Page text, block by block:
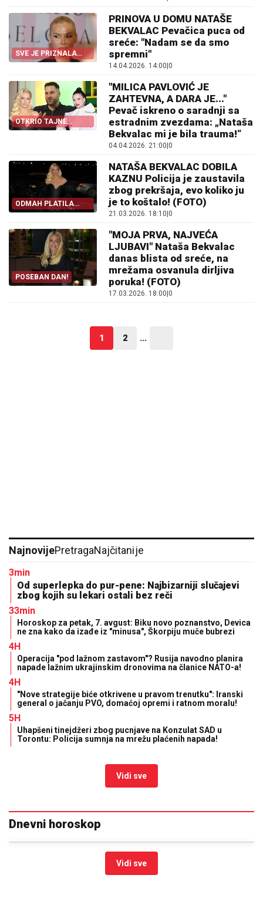
SVE JE PRIZNALA
JAVNO
PRINOVA U DOMU NATAŠE
BEKVALAC Pevačica puca od
sreće: "Nadam se da smo
spremni"
14.04.2026. 14:00|0
OTKRIO TAJNE
ESTRADE!
"MILICA PAVLOVIĆ JE
ZAHTEVNA, A DARA JE..."
Pevač iskreno o saradnji sa
estradnim zvezdama: „Nataša
Bekvalac mi je bila trauma!“
04.04.2026. 21:00|0
ODMAH PLATILA
KAZNU
NATAŠA BEKVALAC DOBILA
KAZNU Policija je zaustavila
zbog prekršaja, evo koliko ju
je to koštalo! (FOTO)
21.03.2026. 18:10|0
POSEBAN DAN!
"MOJA PRVA, NAJVEĆA
LJUBAVI" Nataša Bekvalac
danas blista od sreće, na
mrežama osvanula dirljiva
poruka! (FOTO)
17.03.2026. 18:00|0
1 2 ...
NajnovijePretragaNajčitanije
3min
Od superlepka do pur-pene: Najbizarniji slučajevi
zbog kojih su lekari ostali bez reči
33min
Horoskop za petak, 7. avgust: Biku novo poznanstvo, Devica
ne zna kako da izađe iz "minusa", Škorpiju muče bubrezi
4H
Operacija "pod lažnom zastavom"? Rusija navodno planira
napade lažnim ukrajinskim dronovima na članice NATO-a!
4H
"Nove strategije biće otkrivene u pravom trenutku": Iranski
general o jačanju PVO, domaćoj opremi i ratnom moralu!
5H
Uhapšeni tinejdžeri zbog pucnjave na Konzulat SAD u
Torontu: Policija sumnja na mrežu plaćenih napada!
Vidi sve
Dnevni horoskop
Vidi sve